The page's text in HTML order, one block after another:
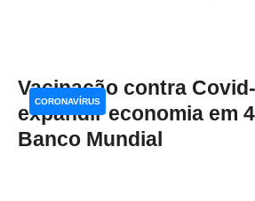
Vacinação contra
expandir economia em
Banco Mundial
CORONAVÍRUS